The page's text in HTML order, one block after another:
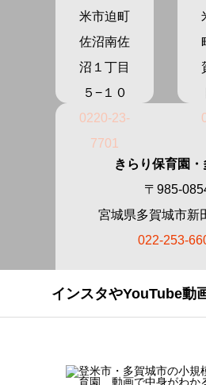
米市迫町
佐沼南佐
沼１丁目
５−１０
0220-23-
7701
きらり保育園
〒985-
宮城県多賀城市新
022-253-
インスタやYouTube動